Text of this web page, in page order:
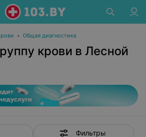
• Общая диагностика
крови в Лесной
Фильтры